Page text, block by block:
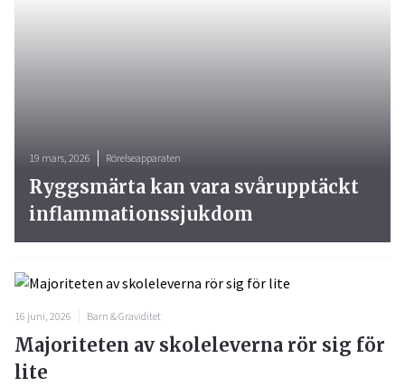
16 juni, 2026 Barn & Graviditet
Majoriteten av skoleleverna rör sig för
lite
19 mars, 2026 Rörelseapparaten
Ryggsmärta kan vara svårupptäckt
inflammationssjukdom